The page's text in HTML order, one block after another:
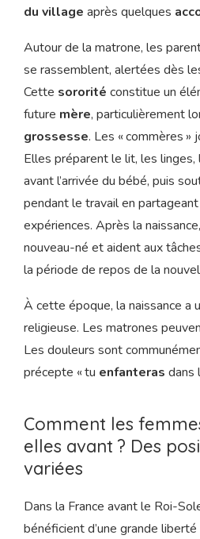
du village après quelques
Autour de la matrone, les
se rassemblent, alertées dès
Cette sororité constitue un
future mère, particulièrement
grossesse. Les « commères »
Elles préparent le lit, les linges,
avant l’arrivée du bébé, puis
pendant le travail en
expériences. Après la
nouveau-né et aident aux
la période de repos de la
À cette époque, la naissance a
religieuse. Les matrones
Les douleurs sont
précepte « tu enfanteras dans
Comment les
elles avant ? Des
variées
Dans la France avant le Roi-
bénéficient d’une grande